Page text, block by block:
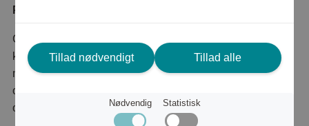
Produktbeskrivelse
CTX-stegepande med non-stick belægning til alle
komfurtyper. De buede sider gør det lettere at komme til
med køkkenredskaber og håndtaget ligger godt i hånden
og bliver ikke varmt. Panden er ovnfast indtil 260°C, har
optimal varmefordeling og tåler brug af metalredskaber.
Tillad nødvendigt Tillad alle
Nødvendig Statistisk